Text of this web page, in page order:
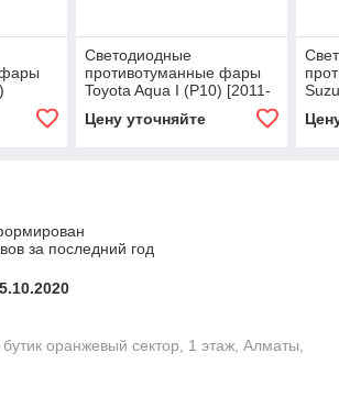
Светодиодные
противотуманные фары
Toyota Aqua I (P10) [2011-
Цену уточняйте
за последний год
оранжевый сектор, 1 этаж, Алматы,